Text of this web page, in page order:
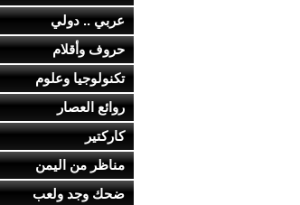
عربي .. دولي
حروف وأقلام
تكنولوجيا وعلوم
روائع العصار
كاركتير
مناظر من اليمن
ضحك وجد ولعب